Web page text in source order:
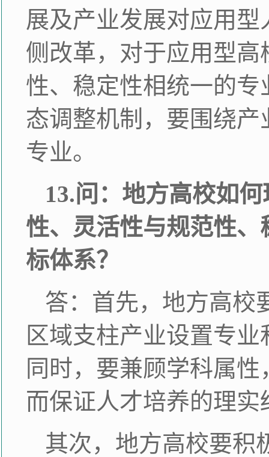
展及产业发展对应用
侧改革，对于应用型
性、稳定性相统一的
态调整机制，要围绕
专业。
13.问：地方高校如
性、灵活性与规范性
标体系？
答：首先，地方高校
区域支柱产业设置专
同时，要兼顾学科属
而保证人才培养的理
其次，地方高校要积